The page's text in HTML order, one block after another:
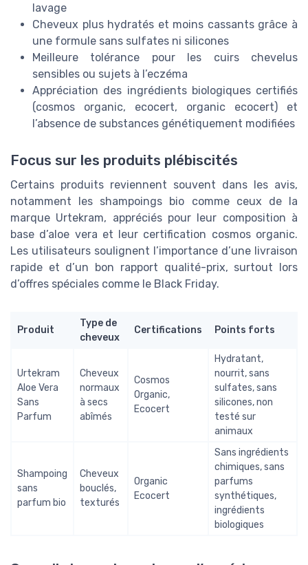
lavage
Cheveux plus hydratés et moins cassants grâce à
une formule sans sulfates ni silicones
Meilleure tolérance pour les cuirs chevelus
sensibles ou sujets à l’eczéma
Appréciation des ingrédients biologiques certifiés
(cosmos organic, ecocert, organic ecocert) et
l’absence de substances génétiquement modifiées
Focus sur les produits plébiscités
Certains produits reviennent souvent dans les avis,
notamment les shampoings bio comme ceux de la
marque Urtekram, appréciés pour leur composition à
base d’aloe vera et leur certification cosmos organic.
Les utilisateurs soulignent l’importance d’une livraison
rapide et d’un bon rapport qualité-prix, surtout lors
d’offres spéciales comme le Black Friday.
Produit
Type de
cheveux
Certifications Points forts
Urtekram
Aloe Vera
Sans
Parfum
Cheveux
normaux
à secs
abîmés
Cosmos
Organic,
Ecocert
Hydratant,
nourrit, sans
sulfates, sans
silicones, non
testé sur
animaux
Shampoing
sans
parfum bio
Cheveux
bouclés,
texturés
Organic
Ecocert
Sans ingrédients
chimiques, sans
parfums
synthétiques,
ingrédients
biologiques